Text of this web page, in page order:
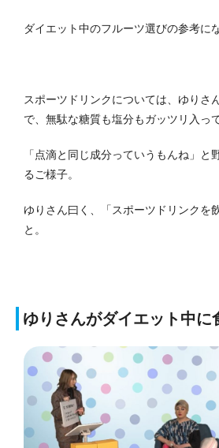
ダイエット中のフルーツ選びの参考に
スポーツドリンクについては、ゆりさ
で、無駄な糖質も塩分もガッツリ入っ
「点滴と同じ成分っていうもんね」と
るご様子。
ゆりさん曰く、「スポーツドリンクを
と。
ゆりさんがダイエット中に